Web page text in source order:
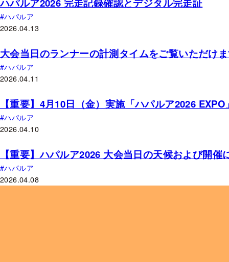
ハパルア2026 完走記録確認とデジタル完走証
ハパルア
2026.04.13
大会当日のランナーの計測タイムをご覧いただけ
ハパルア
2026.04.11
【重要】4月10日（金）実施「ハパルア2026
ハパルア
2026.04.10
【重要】ハパルア2026 大会当日の天候および開催
ハパルア
2026.04.08